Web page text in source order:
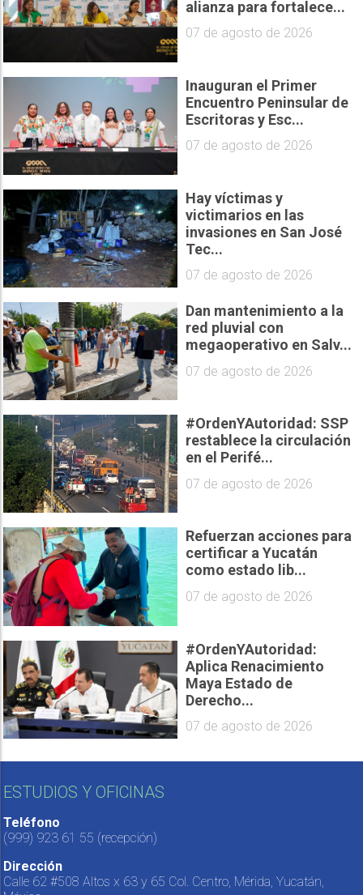
alianza para fortalece...
07 de agosto de 2026
Inauguran el Primer
Encuentro Peninsular de
Escritoras y Esc...
07 de agosto de 2026
Hay víctimas y
victimarios en las
invasiones en San José
Tec...
07 de agosto de 2026
Dan mantenimiento a la
red pluvial con
megaoperativo en Salv...
07 de agosto de 2026
#OrdenYAutoridad: SSP
restablece la circulación
en el Perifé...
07 de agosto de 2026
Refuerzan acciones para
certificar a Yucatán
como estado lib...
07 de agosto de 2026
#OrdenYAutoridad:
Aplica Renacimiento
Maya Estado de
Derecho...
07 de agosto de 2026
ESTUDIOS Y OFICINAS
Teléfono
(999) 923 61 55 (recepción)
Dirección
Calle 62 #508 Altos x 63 y 65 Col. Centro, Mérida, Yucatán,